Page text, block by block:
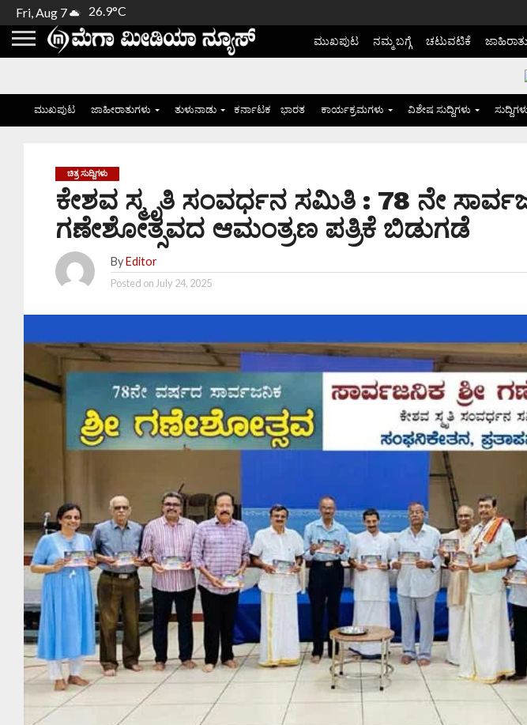
Fri, Aug 7 26.9°C
ಮುಖಪುಟ ನಮ್ಮ ಬಗ್ಗೆ ಚಟುವಟಿಕೆ ಜಾಹಿರಾತು
ಮುಖಪುಟ ಜಾಹೀರಾತುಗಳು ತುಳುನಾಡು ಕರ್ನಾಟಕ ಭಾರತ ಕಾರ್ಯಕ್ರಮಗಳು ವಿಶೇಷ ಸುದ್ದಿಗಳು
ಚಿತ್ರ ಸುದ್ದಿಗಳು
ಕೇಶವ ಸ್ಮೃತಿ ಸಂವರ್ಧನ ಸಮಿತಿ : 78 ನೇ
ಗಣೇಶೋತ್ಸವದ ಆಮಂತ್ರಣ ಪತ್ರಿಕೆ ಬಿಡುಗಡೆ
By Editor
Posted on July 24, 2025